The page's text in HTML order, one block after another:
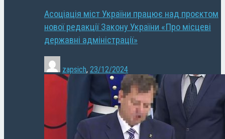
Асоціація міст України працює над проєктом
нової редакції Закону України «Про місцеві
державні адміністрації»
zapsich, 23/12/2024